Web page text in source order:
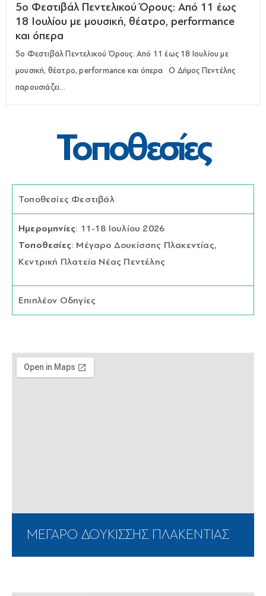
5ο Φεστιβάλ Πεντελικού Όρους: Από 11 έως
18 Ιουλίου με μουσική, θέατρο, performance
και όπερα
5ο Φεστιβάλ Πεντελικού Όρους: Από 11 έως 18 Ιουλίου με
μουσική, θέατρο, performance και όπερα Ο Δήμος Πεντέλης
παρουσιάζει...
Τοποθεσίες
Τοποθεσίες Φεστιβάλ
Ημερομηνίες: 11-18 Ιουλίου 2026
Τοποθεσίες: Μέγαρο Δουκίσσης Πλακεντίας,
Κεντρική Πλατεία Νέας Πεντέλης
Επιπλέον Οδηγίες
ΜΕΓΑΡΟ ΔΟΥΚΙΣΣΗΣ ΠΛΑΚΕΝΤΙΑΣ